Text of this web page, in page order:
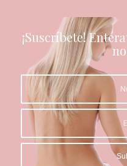
¡Suscríbete!